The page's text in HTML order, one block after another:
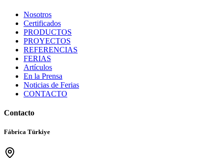
Nosotros
Certificados
PRODUCTOS
PROYECTOS
REFERENCIAS
FERIAS
Artículos
En la Prensa
Noticias de Ferias
CONTACTO
Contacto
Fábrica Türkiye